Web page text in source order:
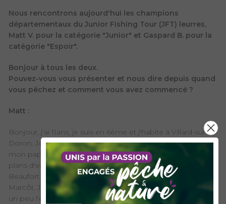
Nous rencontrons aujourd'hui les champions
départementaux du Junior Fishing Tour (JFT) leurres,
Matt V. pour la catégorie "Junior" et Gaspard B. pour la
catégorie "Espoir".
Bonjour à tous les deux.
Pouvez-vous vous présenter et nous dire depuis quand
vous pêchez et comment vous avez commencé ?
Matt :
Bonjour, j'ai 11ans, je suis en 6ème et j'habite à Villard-sur-
Doron. Je fais du ski et je pêche depuis que j'ai 5 ans car j'ai
mon papa et mon grand père qui pêchent. Je pêche aux
plans d'eau de l'Infernet à Hauteluce et de Marcôt à
Beaufort principalement la truite et aussi la perche à
Marcôt. Je pêche aux leurres ou au bouchon. J'avais déjà
un peu l'esprit de compétiteur car j'ai fait plusieurs